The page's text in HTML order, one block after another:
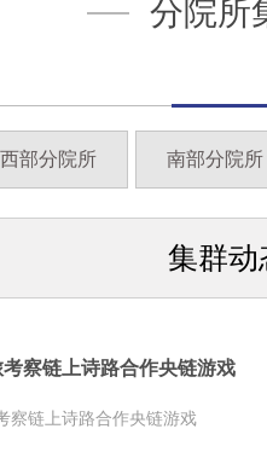
分院所
西部分院所 南部分院所
集群动
察链上诗路合作央链游戏
察链上诗路合作央链游戏